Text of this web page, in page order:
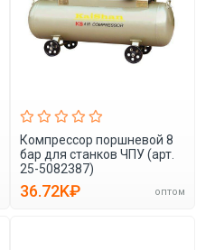
Компрессор поршневой 8
бар для станков ЧПУ (арт.
25-5082387)
36.72K₽ оптом